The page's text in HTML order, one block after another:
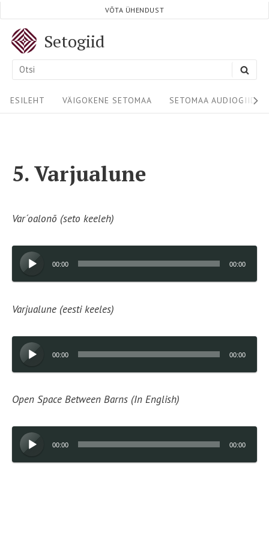
content
Setogiid
Search
VÕTA ÜHENDUST
Site
Navigation
ESILEHT VÄIGOKENE SETOMAA SETOMAA AUDIOGIIDID
5. Varjualune
Var´oalonõ (seto keeleh)
Audioesitaja
00:00 00:00
Varjualune (eesti keeles)
Audioesitaja
00:00 00:00
Open Space Between Barns (In English)
Audioesitaja
00:00 00:00